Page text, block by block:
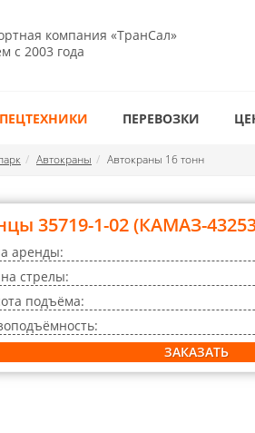
компания «ТранСал»
с 2003 года
ПЕРЕВОЗКИ
Автокраны Автокраны 16 тонн
35719-1-02 (КАМАЗ-
аренды:
стрелы:
подъёма:
ЗАКАЗАТЬ